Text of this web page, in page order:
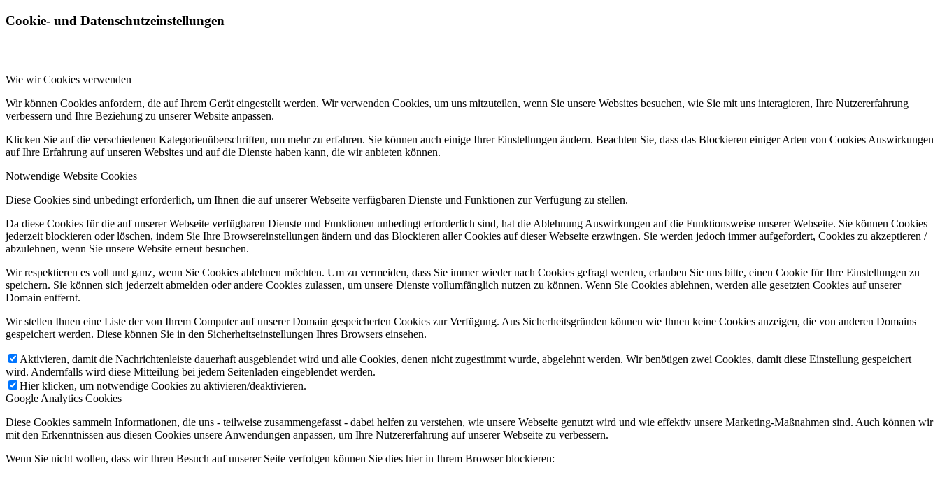
Cookie- und Datenschutzeinstellungen
Wie wir Cookies verwenden
Wir können Cookies anfordern, die auf Ihrem Gerät eingestellt werden. Wir verwenden Cookies, um uns mitzuteilen, wenn Sie unsere Websites besuchen, wie Sie mit uns interagieren, Ihre Nutzererfahrung
verbessern und Ihre Beziehung zu unserer Website anpassen.
Klicken Sie auf die verschiedenen Kategorienüberschriften, um mehr zu erfahren. Sie können auch einige Ihrer Einstellungen ändern. Beachten Sie, dass das Blockieren einiger Arten von Cookies Auswirkungen
auf Ihre Erfahrung auf unseren Websites und auf die Dienste haben kann, die wir anbieten können.
Notwendige Website Cookies
Diese Cookies sind unbedingt erforderlich, um Ihnen die auf unserer Webseite verfügbaren Dienste und Funktionen zur Verfügung zu stellen.
Da diese Cookies für die auf unserer Webseite verfügbaren Dienste und Funktionen unbedingt erforderlich sind, hat die Ablehnung Auswirkungen auf die Funktionsweise unserer Webseite. Sie können Cookies
jederzeit blockieren oder löschen, indem Sie Ihre Browsereinstellungen ändern und das Blockieren aller Cookies auf dieser Webseite erzwingen. Sie werden jedoch immer aufgefordert, Cookies zu akzeptieren /
abzulehnen, wenn Sie unsere Website erneut besuchen.
Wir respektieren es voll und ganz, wenn Sie Cookies ablehnen möchten. Um zu vermeiden, dass Sie immer wieder nach Cookies gefragt werden, erlauben Sie uns bitte, einen Cookie für Ihre Einstellungen zu
speichern. Sie können sich jederzeit abmelden oder andere Cookies zulassen, um unsere Dienste vollumfänglich nutzen zu können. Wenn Sie Cookies ablehnen, werden alle gesetzten Cookies auf unserer
Domain entfernt.
Wir stellen Ihnen eine Liste der von Ihrem Computer auf unserer Domain gespeicherten Cookies zur Verfügung. Aus Sicherheitsgründen können wie Ihnen keine Cookies anzeigen, die von anderen Domains
gespeichert werden. Diese können Sie in den Sicherheitseinstellungen Ihres Browsers einsehen.
Aktivieren, damit die Nachrichtenleiste dauerhaft ausgeblendet wird und alle Cookies, denen nicht zugestimmt wurde, abgelehnt werden. Wir benötigen zwei Cookies, damit diese Einstellung gespeichert
wird. Andernfalls wird diese Mitteilung bei jedem Seitenladen eingeblendet werden.
Hier klicken, um notwendige Cookies zu aktivieren/deaktivieren.
Google Analytics Cookies
Diese Cookies sammeln Informationen, die uns - teilweise zusammengefasst - dabei helfen zu verstehen, wie unsere Webseite genutzt wird und wie effektiv unsere Marketing-Maßnahmen sind. Auch können wir
mit den Erkenntnissen aus diesen Cookies unsere Anwendungen anpassen, um Ihre Nutzererfahrung auf unserer Webseite zu verbessern.
Wenn Sie nicht wollen, dass wir Ihren Besuch auf unserer Seite verfolgen können Sie dies hier in Ihrem Browser blockieren: